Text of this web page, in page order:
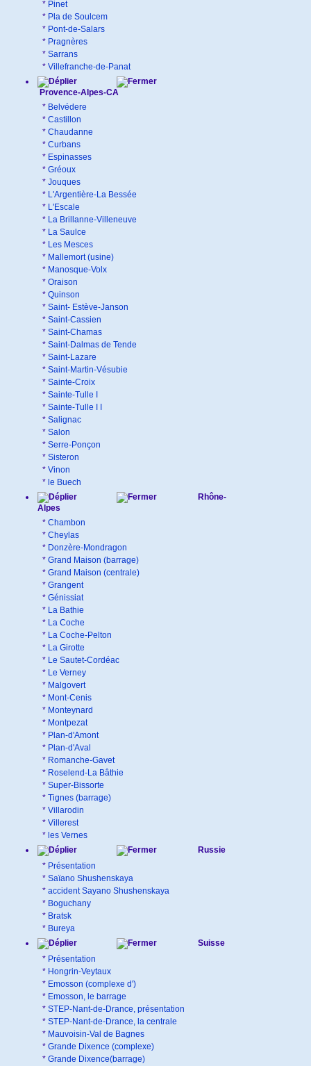
* Pinet
* Pla de Soulcem
* Pont-de-Salars
* Pragnères
* Sarrans
* Villefranche-de-Panat
Provence-Alpes-CA
* Belvédere
* Castillon
* Chaudanne
* Curbans
* Espinasses
* Gréoux
* Jouques
* L'Argentière-La Bessée
* L'Escale
* La Brillanne-Villeneuve
* La Saulce
* Les Mesces
* Mallemort (usine)
* Manosque-Volx
* Oraison
* Quinson
* Saint- Estève-Janson
* Saint-Cassien
* Saint-Chamas
* Saint-Dalmas de Tende
* Saint-Lazare
* Saint-Martin-Vésubie
* Sainte-Croix
* Sainte-Tulle I
* Sainte-Tulle I I
* Salignac
* Salon
* Serre-Ponçon
* Sisteron
* Vinon
* le Buech
Rhône-
Alpes
* Chambon
* Cheylas
* Donzère-Mondragon
* Grand Maison (barrage)
* Grand Maison (centrale)
* Grangent
* Génissiat
* La Bathie
* La Coche
* La Coche-Pelton
* La Girotte
* Le Sautet-Cordéac
* Le Verney
* Malgovert
* Mont-Cenis
* Monteynard
* Montpezat
* Plan-d'Amont
* Plan-d'Aval
* Romanche-Gavet
* Roselend-La Bâthie
* Super-Bissorte
* Tignes (barrage)
* Villarodin
* Villerest
* les Vernes
Russie
* Présentation
* Saïano Shushenskaya
* accident Sayano Shushenskaya
* Boguchany
* Bratsk
* Bureya
Suisse
* Présentation
* Hongrin-Veytaux
* Emosson (complexe d')
* Emosson, le barrage
* STEP-Nant-de-Drance, présentation
* STEP-Nant-de-Drance, la centrale
* Mauvoisin-Val de Bagnes
* Grande Dixence (complexe)
* Grande Dixence(barrage)